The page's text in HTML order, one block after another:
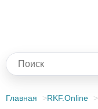
Главная RKF.Online